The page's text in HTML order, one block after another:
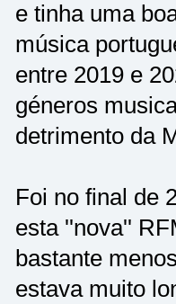
e tinha uma
música
entre 2019 e
géneros
detrimento da
Foi no final de
esta ''nova''
bastante
estava muito